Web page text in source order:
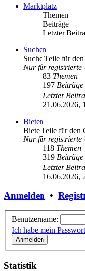
Marktplatz
Themen
Beiträge
Letzter
Suchen
Suche Teile für
Nur für registrierte
83 Themen
197 Beiträge
Letzter
21.06.2026,
Bieten
Biete Teile für den
Nur für registrierte
118 Themen
319 Beiträge
Letzter
16.06.2026,
Anmelden •
Benutzername:
Ich habe mein
Statistik